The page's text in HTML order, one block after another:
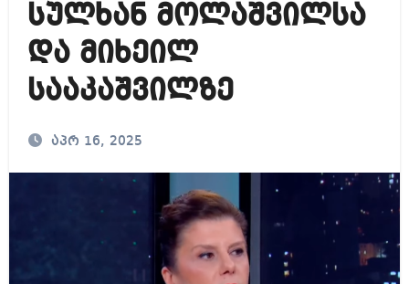
სულხან მოლაშვილსა
და მიხეილ
სააკაშვილზე
აპრ 16, 2025